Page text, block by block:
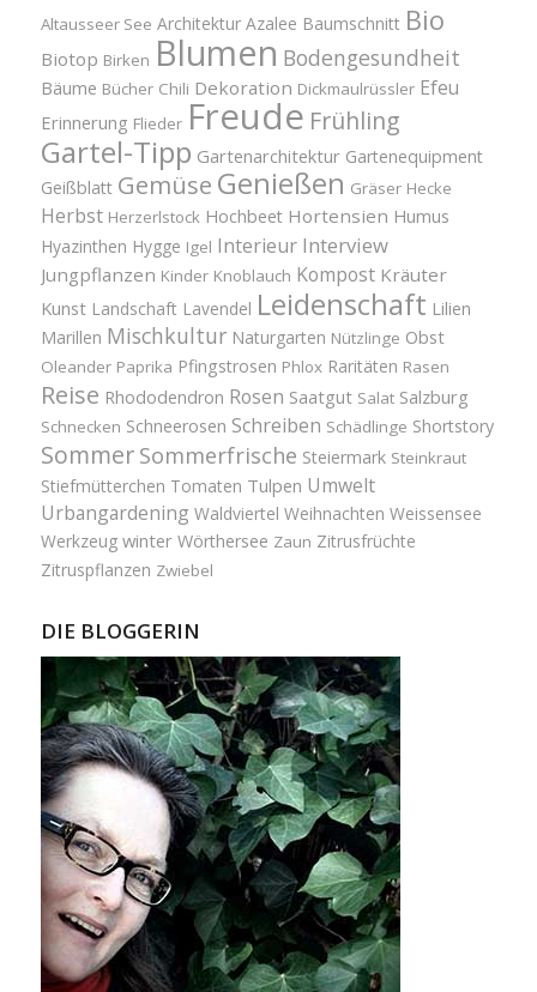
Altausseer See Architektur Azalee Baumschnitt Bio
Biotop Birken Blumen Bodengesundheit
Bäume Bücher Chili Dekoration Dickmaulrüssler Efeu
Erinnerung Flieder Freude Frühling
Gartel-Tipp Gartenarchitektur Gartenequipment
Geißblatt Gemüse Genießen Gräser Hecke
Herbst Herzerlstock Hochbeet Hortensien Humus
Hyazinthen Hygge Igel Interieur Interview
Jungpflanzen Kinder Knoblauch Kompost Kräuter
Kunst Landschaft Lavendel Leidenschaft Lilien
Marillen Mischkultur Naturgarten Nützlinge Obst
Oleander Paprika Pfingstrosen Phlox Raritäten Rasen
Reise Rhododendron Rosen Saatgut Salat Salzburg
Schnecken Schneerosen Schreiben Schädlinge Shortstory
Sommer Sommerfrische Steiermark Steinkraut
Stiefmütterchen Tomaten Tulpen Umwelt
Urbangardening Waldviertel Weihnachten Weissensee
Werkzeug winter Wörthersee Zaun Zitrusfrüchte
Zitruspflanzen Zwiebel
DIE BLOGGERIN